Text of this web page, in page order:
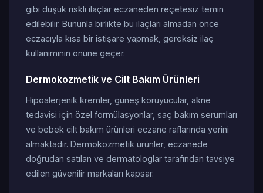
gibi düşük riskli ilaçlar eczaneden reçetesiz temin
edilebilir. Bununla birlikte bu ilaçları almadan önce
eczacıyla kısa bir istişare yapmak, gereksiz ilaç
kullanımının önüne geçer.
Dermokozmetik ve Cilt Bakım Ürünleri
Hipoalerjenik kremler, güneş koruyucular, akne
tedavisi için özel formülasyonlar, saç bakım serumları
ve bebek cilt bakım ürünleri eczane raflarında yerini
almaktadır. Dermokozmetik ürünler, eczanede
doğrudan satılan ve dermatologlar tarafından tavsiye
edilen güvenilir markaları kapsar.